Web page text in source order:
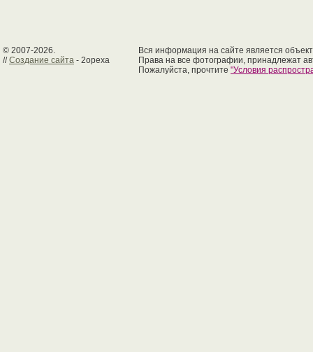
© 2007-2026.
//Создание сайта - 2opexa
Вся информация на сайте является
Права на все фотографии, принадлежат
Пожалуйста, прочтите "Условия